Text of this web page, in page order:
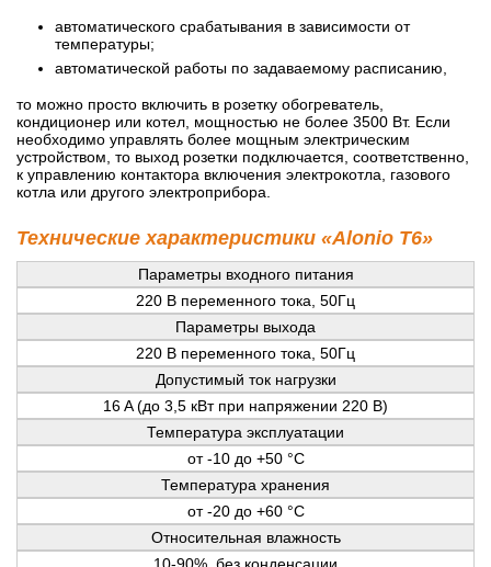
автоматического срабатывания в зависимости от
температуры;
автоматической работы по задаваемому расписанию,
то можно просто включить в розетку обогреватель,
кондиционер или котел, мощностью не более 3500 Вт. Если
необходимо управлять более мощным электрическим
устройством, то выход розетки подключается, соответственно,
к управлению контактора включения электрокотла, газового
котла или другого электроприбора.
Технические характеристики «Alonio T6»
Параметры входного питания
220 В переменного тока, 50Гц
Параметры выхода
220 В переменного тока, 50Гц
Допустимый ток нагрузки
16 A (до 3,5 кВт при напряжении 220 В)
Температура эксплуатации
от -10 до +50 °С
Температура хранения
от -20 до +60 °С
Относительная влажность
10-90%, без конденсации